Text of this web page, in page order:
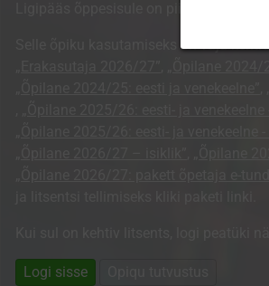
Ligipääs õppesisule on piiratud. Sa ei
Selle õpiku kasutamiseks on vaja
Logi sisse